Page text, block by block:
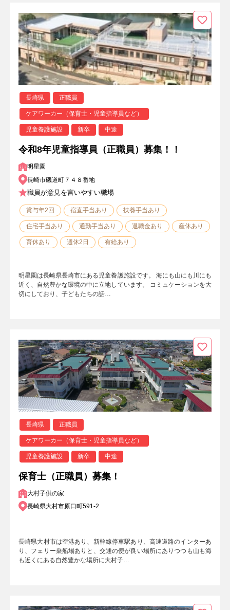
長崎県 正職員
ケアワーカー（保育士・児童指導員など）
児童養護施設 新卒 中途
令和8年児童指導員（正職員）募集！！
明星園
長崎市磯道町７４８番地
職員が意見を言いやすい職場
賞与年2回 宿直手当あり 扶養手当あり
住宅手当あり 通勤手当あり 退職金あり 産休あり
育休あり 週休2日 有給あり
明星園は長崎県長崎市にある児童養護施設です。 海にも山にも川にも
近く、自然豊かな環境の中に立地しています。 コミュケーションを大
切にしており、子どもたちの話…
長崎県 正職員
ケアワーカー（保育士・児童指導員など）
児童養護施設 新卒 中途
保育士（正職員）募集！
大村子供の家
長崎県大村市原口町591-2
長崎県大村市は空港あり、新幹線停車駅あり、高速道路のインターあ
り、フェリー乗船場ありと、交通の便が良い場所にありつつも山も海
も近くにある自然豊かな場所に大村子…